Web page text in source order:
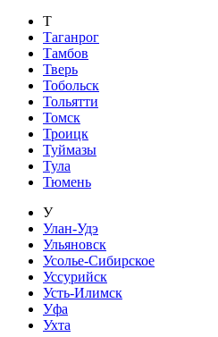
Т
Таганрог
Тамбов
Тверь
Тобольск
Тольятти
Томск
Троицк
Туймазы
Тула
Тюмень
У
Улан-Удэ
Ульяновск
Усолье-Сибирское
Уссурийск
Усть-Илимск
Уфа
Ухта